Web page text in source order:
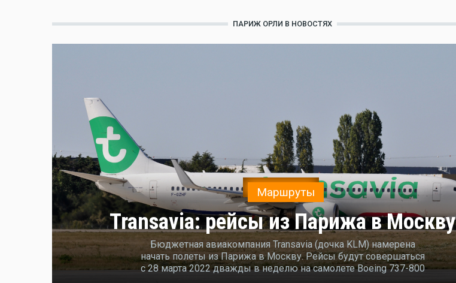
ПАРИЖ ОРЛИ В НОВОСТЯХ
Маршруты
Transavia: рейсы из Парижа в Москву
Бюджетная авиакомпания Transavia (дочка KLM) намерена
начать полеты из Парижа в Москву. Рейсы будут совершаться
с 28 марта 2022 дважды в неделю на самолете Boeing 737-800